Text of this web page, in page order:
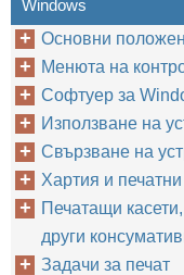
Windows
Основни
Менюта на
Софтуер за
Използване на
Свързване на
Хартия и
Печатащи
други
Задачи за печат